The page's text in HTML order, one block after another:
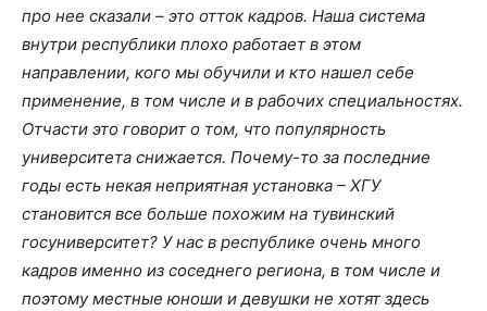
про нее сказали – это отток кадров. Наша система
внутри республики плохо работает в этом
направлении, кого мы обучили и кто нашел себе
применение, в том числе и в рабочих специальностях.
Отчасти это говорит о том, что популярность
университета снижается. Почему-то за последние
годы есть некая неприятная установка – ХГУ
становится все больше похожим на тувинский
госуниверситет? У нас в республике очень много
кадров именно из соседнего региона, в том числе и
поэтому местные юноши и девушки не хотят здесь